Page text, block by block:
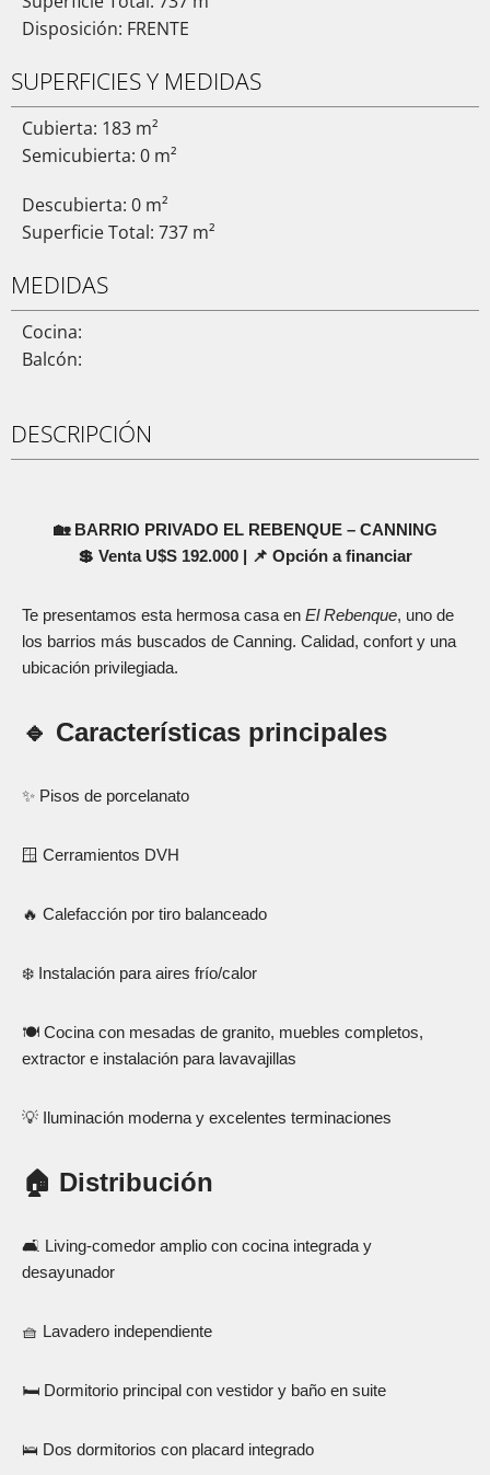
Disposición: FRENTE
SUPERFICIES Y MEDIDAS
Cubierta: 183 m²
Semicubierta: 0 m²
Descubierta: 0 m²
Superficie Total: 737 m²
MEDIDAS
Cocina:
Balcón:
DESCRIPCIÓN
🏡 BARRIO PRIVADO EL REBENQUE – CANNING
💲 Venta U$S 192.000 | 📌 Opción a financiar
Te presentamos esta hermosa casa en El Rebenque, uno de
los barrios más buscados de Canning. Calidad, confort y una
ubicación privilegiada.
🔹 Características principales
✨ Pisos de porcelanato
🪟 Cerramientos DVH
🔥 Calefacción por tiro balanceado
❄️ Instalación para aires frío/calor
🍽️ Cocina con mesadas de granito, muebles completos,
extractor e instalación para lavavajillas
💡 Iluminación moderna y excelentes terminaciones
🏠 Distribución
🛋️ Living-comedor amplio con cocina integrada y
desayunador
🧺 Lavadero independiente
🛏️ Dormitorio principal con vestidor y baño en suite
🛌 Dos dormitorios con placard integrado